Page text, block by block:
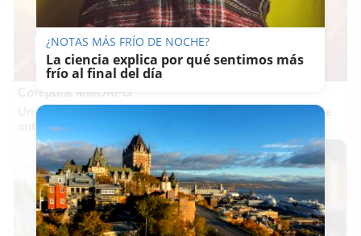
Corepunk MMORPG
Un verdadero MMORPG de la vieja escuela ¡Cómo los de
antes, pero mejor!
¿NOTAS MÁS FRÍO DE NOCHE?
La ciencia explica por qué sentimos más
frío al final del día